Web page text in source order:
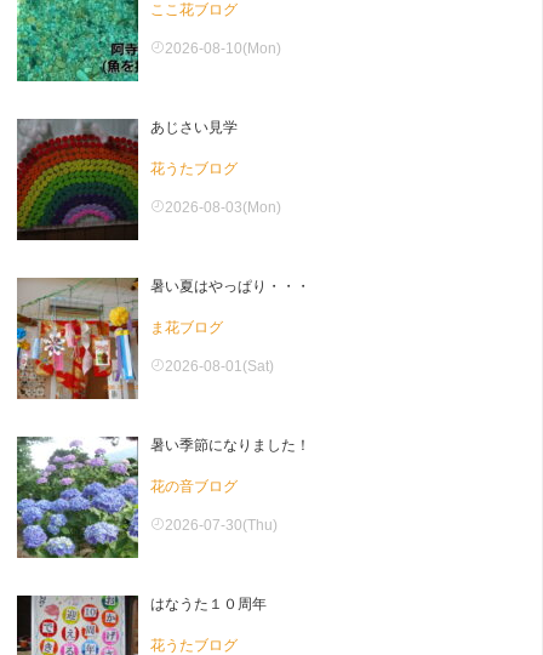
ここ花ブログ
2026-08-10(Mon)
あじさい見学
花うたブログ
2026-08-03(Mon)
暑い夏はやっぱり・・・
ま花ブログ
2026-08-01(Sat)
暑い季節になりました！
花の音ブログ
2026-07-30(Thu)
はなうた１０周年
花うたブログ